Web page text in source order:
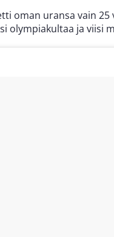
oman uransa vain
olympiakultaa ja viisi